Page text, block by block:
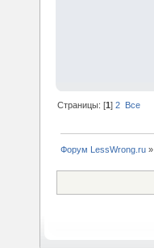
Страницы: [1]2 Все
Форум LessWrong.ru »